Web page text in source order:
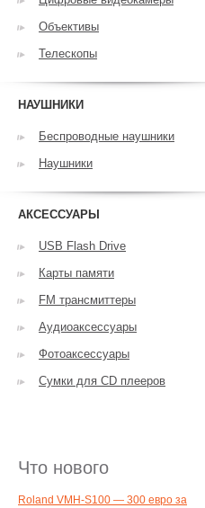
Объективы
Телескопы
НАУШНИКИ
Беспроводные наушники
Наушники
АКСЕССУАРЫ
USB Flash Drive
Карты памяти
FM трансмиттеры
Аудиоаксессуары
Фотоаксессуары
Сумки для CD плееров
Что нового
Roland VMH-S100 — 300 евро за